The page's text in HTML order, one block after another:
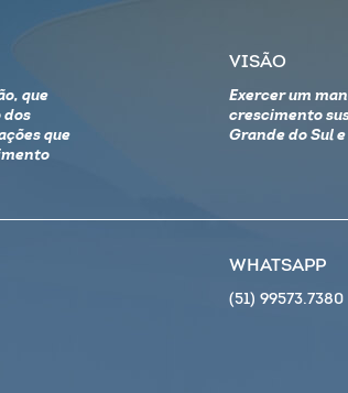
que
dos
que
VISÃO
Exercer um
crescimento
Grande do Sul
WHATSAPP
(51) 99573.7380